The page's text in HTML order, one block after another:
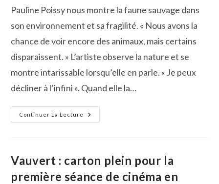
Pauline Poissy nous montre la faune sauvage dans
son environnement et sa fragilité. « Nous avons la
chance de voir encore des animaux, mais certains
disparaissent. » L’artiste observe la nature et se
montre intarissable lorsqu’elle en parle. « Je peux
décliner à l’infini ». Quand elle la…
Continuer La Lecture
Arts :
L’univers
Poissy
À
Vauvert
Vauvert : carton plein pour la
première séance de cinéma en